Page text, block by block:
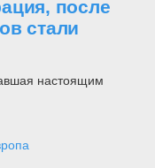
после
стали
настоящим